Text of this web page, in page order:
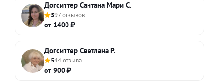
Догситтер Сантана Мари С.
597 отзывов
от 1400 ₽
Догситтер Светлана Р.
544 отзыва
от 900 ₽